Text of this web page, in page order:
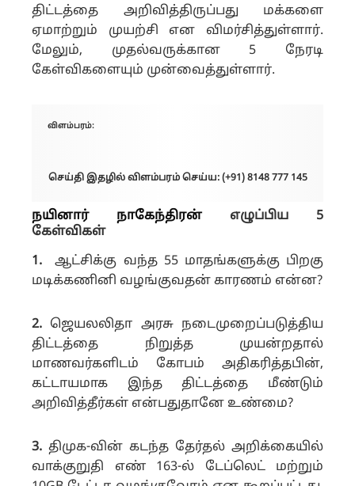
திட்டத்தை அறிவித்திருப்பது மக்களை
ஏமாற்றும் முயற்சி என விமர்சித்துள்ளார்.
மேலும், முதல்வருக்கான 5 நேரடி
கேள்விகளையும் முன்வைத்துள்ளார்.
விளம்பரம்:
செய்தி இதழில் விளம்பரம் செய்ய: (+91) 8148 777 145
நயினார் நாகேந்திரன்எழுப்பிய 5
கேள்விகள்
1.
ஆட்சிக்கு வந்த 55 மாதங்களுக்கு பிறகு
மடிக்கணினி வழங்குவதன் காரணம் என்ன?
2. ஜெயலலிதா அரசு நடைமுறைப்படுத்திய
திட்டத்தை நிறுத்த முயன்றதால்
மாணவர்களிடம் கோபம் அதிகரித்தபின்,
கட்டாயமாக இந்த திட்டத்தை மீண்டும்
அறிவித்தீர்கள் என்பதுதானே உண்மை?
3. திமுக-வின் கடந்த தேர்தல் அறிக்கையில்
வாக்குறுதி எண் 163-ல் டேப்லெட் மற்றும்